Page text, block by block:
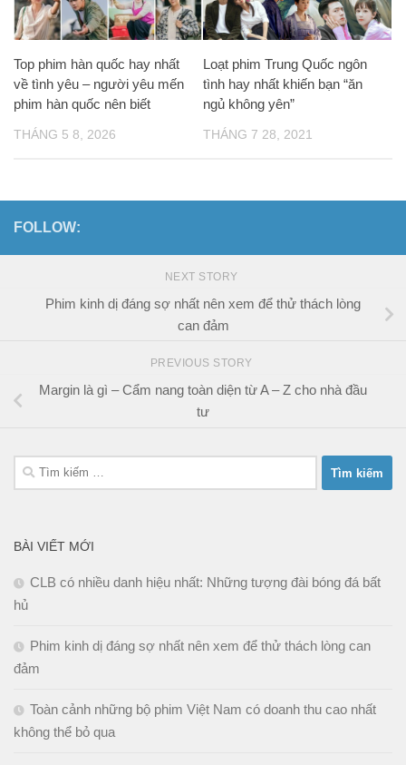
Top phim hàn quốc hay nhất
về tình yêu – người yêu mến
phim hàn quốc nên biết
THÁNG 5 8, 2026
Loạt phim Trung Quốc ngôn
tình hay nhất khiến bạn “ăn
ngủ không yên”
THÁNG 7 28, 2021
FOLLOW:
NEXT STORY
Phim kinh dị đáng sợ nhất nên xem để thử thách lòng
can đảm
PREVIOUS STORY
Margin là gì – Cẩm nang toàn diện từ A – Z cho nhà đầu
tư
Tìm
kiếm
BÀI VIẾT MỚI
CLB có nhiều danh hiệu nhất: Những tượng đài bóng đá bất
hủ
Phim kinh dị đáng sợ nhất nên xem để thử thách lòng can
đảm
Toàn cảnh những bộ phim Việt Nam có doanh thu cao nhất
không thể bỏ qua